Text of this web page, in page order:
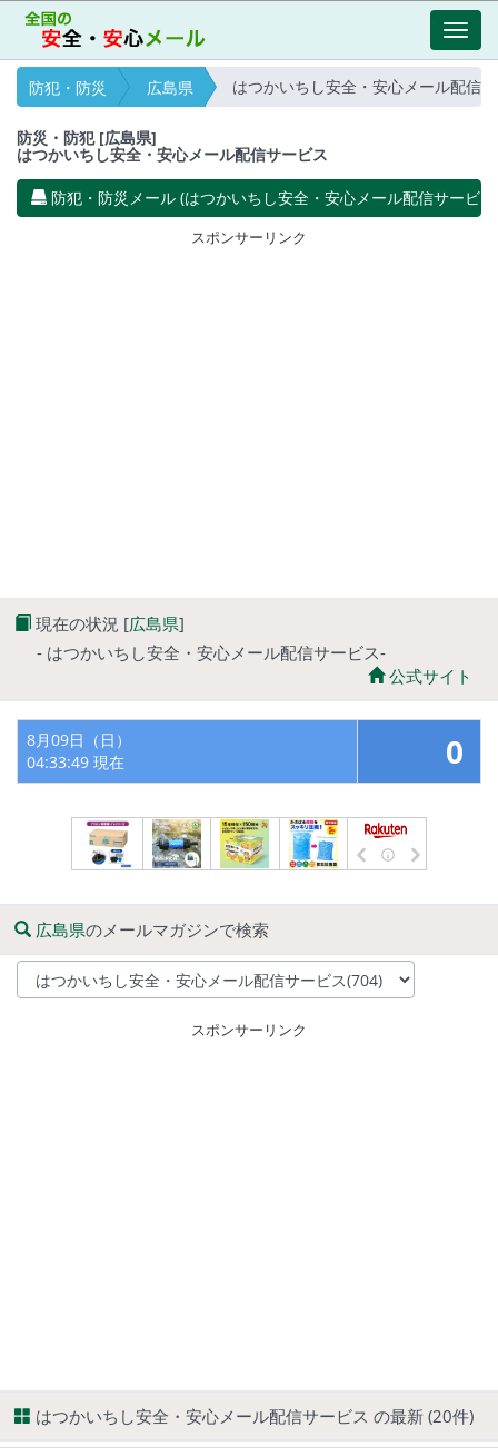
防犯・防災
広島県 はつかいちし安全・安心メール配信
防災・防犯 [広島県]
はつかいちし安全・安心メール配信サービス
防犯・防災メール (はつかいちし安全・安心メール配信サービ
スポンサーリンク
現在の状況 [広島県]
- はつかいちし安全・安心メール配信サービス-
公式サイト
8月09日（日）
04:33:49 現在
0
広島県のメールマガジンで検索
スポンサーリンク
はつかいちし安全・安心メール配信サービス の最新 (20件)